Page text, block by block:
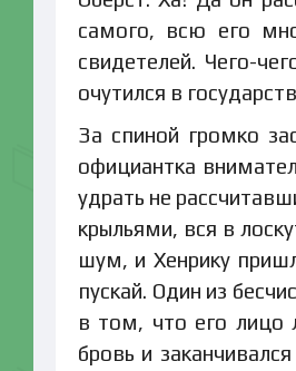
самого, всю его
свидетелей. Чего-
очутился в
За спиной громко
официантка
удрать не
крыльями, вся в
шум, и Хенрику
пускай. Один из
в том, что его лицо
бровь и